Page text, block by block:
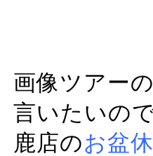
画像ツアー
言いたいの
鹿店のお盆